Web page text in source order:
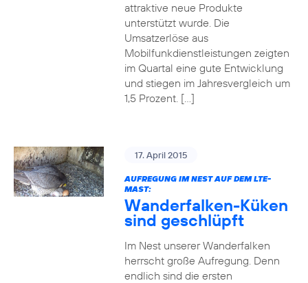
attraktive neue Produkte
unterstützt wurde. Die
Umsatzerlöse aus
Mobilfunkdienstleistungen zeigten
im Quartal eine gute Entwicklung
und stiegen im Jahresvergleich um
1,5 Prozent. […]
17. April 2015
AUFREGUNG IM NEST AUF DEM LTE-
MAST:
Wanderfalken-Küken
sind geschlüpft
Im Nest unserer Wanderfalken
herrscht große Aufregung. Denn
endlich sind die ersten